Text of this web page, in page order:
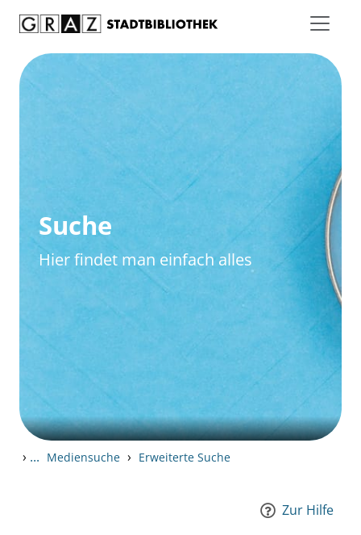
Suche
Hier findet man einfach alles
› ... Mediensuche › Erweiterte Suche
Zur Hilfe